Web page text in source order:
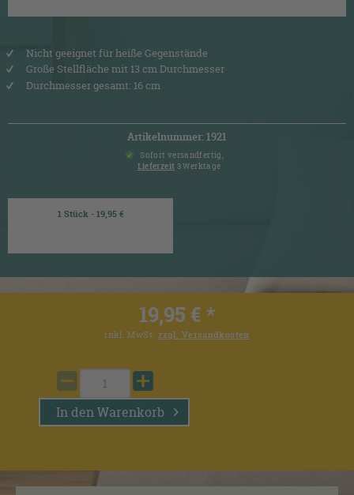
Nicht geeignet für heiße Gegenstände
Große Stellfläche mit 13 cm Durchmesser
Durchmesser gesamt: 16 cm
Artikelnummer: 1921
Sofort versandfertig,
Lieferzeit 3 Werktage
1 Stück - 19,95 €
19,95 € *
inkl. MwSt. zzgl. Versandkosten
In denWarenkorb